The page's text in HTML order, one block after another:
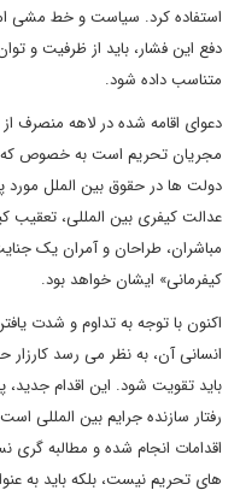
استفاده کرد. سیاست و خط مشی
دفع این فشار، باید از ظرفیت و
متناسب داده شود.
دعوای اقامه شده در لاهه منصرف
مجریان تحریم است به خصوص
دولت ها در حقوق بین الملل
عدالت کیفری بین المللی، تعقیب
مباشران، طراحان و آمران یک
کیفرمانی» ایشان خواهد بود.
اکنون با توجه به تداوم و شدت
انسانی آن،‌ به نظر می رسد
باید تقویت شود. این اقدام جدید،
رفتار سازنده جرایم بین المللی
اقدامات انجام شده و مطالبه
های تحریم نیست، بلکه باید به